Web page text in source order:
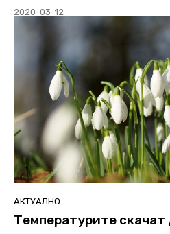
2020-03-12
АКТУАЛНО
Температурите скачат